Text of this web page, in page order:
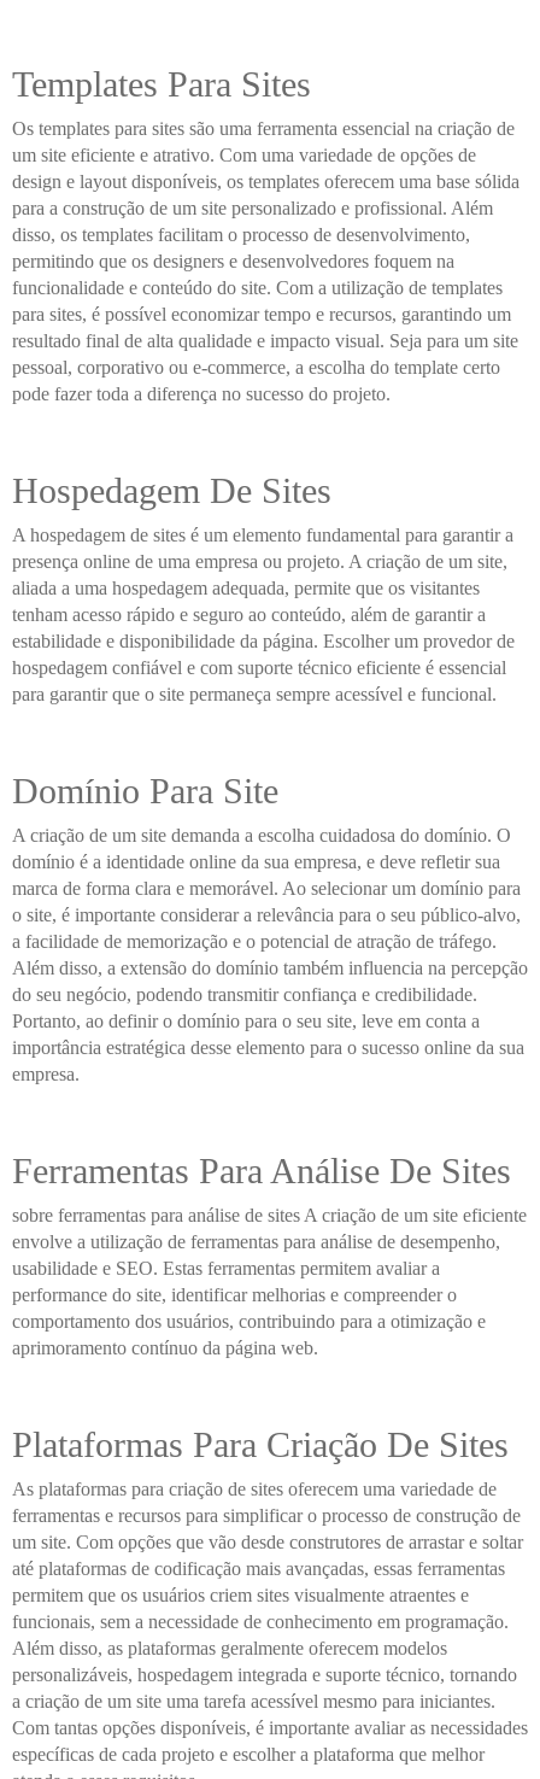
Templates Para Sites
Os templates para sites são uma ferramenta essencial na criação de
um site eficiente e atrativo. Com uma variedade de opções de
design e layout disponíveis, os templates oferecem uma base sólida
para a construção de um site personalizado e profissional. Além
disso, os templates facilitam o processo de desenvolvimento,
permitindo que os designers e desenvolvedores foquem na
funcionalidade e conteúdo do site. Com a utilização de templates
para sites, é possível economizar tempo e recursos, garantindo um
resultado final de alta qualidade e impacto visual. Seja para um site
pessoal, corporativo ou e-commerce, a escolha do template certo
pode fazer toda a diferença no sucesso do projeto.
Hospedagem De Sites
A hospedagem de sites é um elemento fundamental para garantir a
presença online de uma empresa ou projeto. A criação de um site,
aliada a uma hospedagem adequada, permite que os visitantes
tenham acesso rápido e seguro ao conteúdo, além de garantir a
estabilidade e disponibilidade da página. Escolher um provedor de
hospedagem confiável e com suporte técnico eficiente é essencial
para garantir que o site permaneça sempre acessível e funcional.
Domínio Para Site
A criação de um site demanda a escolha cuidadosa do domínio. O
domínio é a identidade online da sua empresa, e deve refletir sua
marca de forma clara e memorável. Ao selecionar um domínio para
o site, é importante considerar a relevância para o seu público-alvo,
a facilidade de memorização e o potencial de atração de tráfego.
Além disso, a extensão do domínio também influencia na percepção
do seu negócio, podendo transmitir confiança e credibilidade.
Portanto, ao definir o domínio para o seu site, leve em conta a
importância estratégica desse elemento para o sucesso online da sua
empresa.
Ferramentas Para Análise De Sites
sobre ferramentas para análise de sites A criação de um site eficiente
envolve a utilização de ferramentas para análise de desempenho,
usabilidade e SEO. Estas ferramentas permitem avaliar a
performance do site, identificar melhorias e compreender o
comportamento dos usuários, contribuindo para a otimização e
aprimoramento contínuo da página web.
Plataformas Para Criação De Sites
As plataformas para criação de sites oferecem uma variedade de
ferramentas e recursos para simplificar o processo de construção de
um site. Com opções que vão desde construtores de arrastar e soltar
até plataformas de codificação mais avançadas, essas ferramentas
permitem que os usuários criem sites visualmente atraentes e
funcionais, sem a necessidade de conhecimento em programação.
Além disso, as plataformas geralmente oferecem modelos
personalizáveis, hospedagem integrada e suporte técnico, tornando
a criação de um site uma tarefa acessível mesmo para iniciantes.
Com tantas opções disponíveis, é importante avaliar as necessidades
específicas de cada projeto e escolher a plataforma que melhor